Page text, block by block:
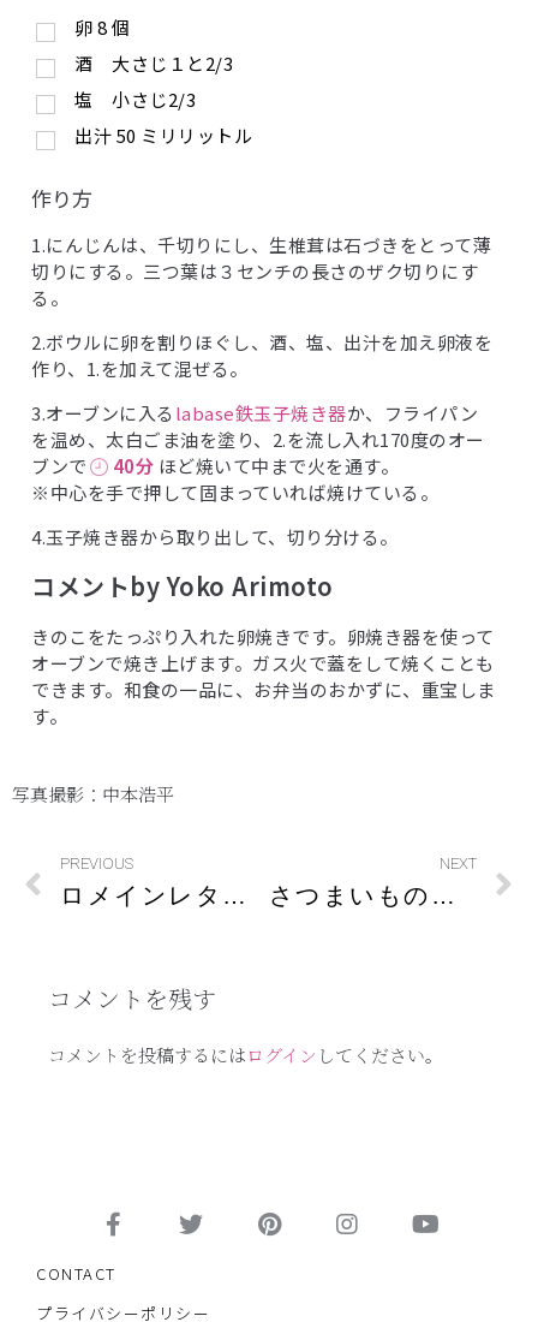
卵8個
酒 大さじ１と2/3
塩 小さじ2/3
出汁50 ミリリットル
作り方
1.にんじんは、千切りにし、生椎茸は石づきをとって薄
切りにする。三つ葉は３センチの長さのザク切りにす
る。
2.ボウルに卵を割りほぐし、酒、塩、出汁を加え卵液を
作り、1.を加えて混ぜる。
3.オーブンに入る labase鉄玉子焼き器か、フライパン
を温め、太白ごま油を塗り、2.を流し入れ170度のオー
ブンで
40分 ほど焼いて中まで火を通す。
※中心を手で押して固まっていれば焼けている。
4.玉子焼き器から取り出して、切り分ける。
コメントby Yoko Arimoto
きのこをたっぷり入れた卵焼きです。卵焼き器を使って
オーブンで焼き上げます。ガス火で蓋をして焼くことも
できます。和食の一品に、お弁当のおかずに、重宝しま
す。
写真撮影：中本浩平
PREVIOUS
ロメインレタスのサラダ
NEXT
さつまいものクリームスープ
コメントを残す
コメントを投稿するにはログイン してください。
CONTACT
プライバシーポリシー